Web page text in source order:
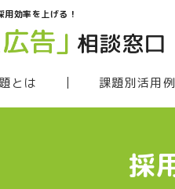
効率を上げる！
とは 課題別活用例
採